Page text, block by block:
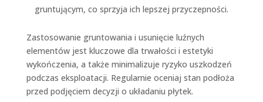
gruntującym, co sprzyja ich lepszej przyczepności.
Zastosowanie gruntowania i usunięcie luźnych
elementów jest kluczowe dla trwałości i estetyki
wykończenia, a także minimalizuje ryzyko uszkodzeń
podczas eksploatacji. Regularnie oceniaj stan podłoża
przed podjęciem decyzji o układaniu płytek.